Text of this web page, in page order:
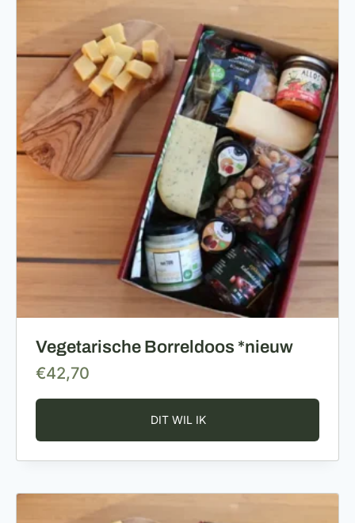
Vegetarische Borreldoos *nieuw
€42,70